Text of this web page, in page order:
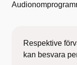
Respektive
kan besvara